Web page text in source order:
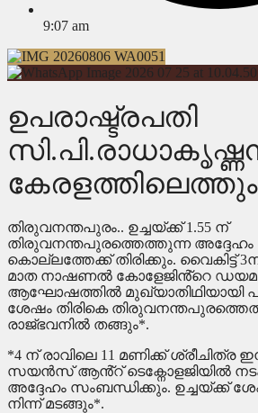
9:07 am
ഉപരാഷ്ട്രപതി
തിരുവനന്തപുരം.. ഉച്ചയ്ക്ക് 1.55 ന്
തിരുവനന്തപുരത്തെത്തുന്ന അദ്ദേഹം
കൊല്ലത്തേക്ക് തിരിക്കും. വൈകിട്ട്
മാത നാഷണൽ കോളേജിൻ്റെ
ആഘോഷത്തിൽ മുഖ്യാതിഥിയായി
ശേഷം തിരികെ
രാജ്ഭവനിൽ തങ്ങും*.
*4 ന് രാവിലെ 11 മണിക്ക് ശ്രീചിത്ര
സയൻസ് ആൻ്റ് ടെക്നോളജിയിൽ
അദ്ദേഹം സംബന്ധിക്കും. ഉച്ചയ്ക്ക്
നിന്ന് മടങ്ങും*.